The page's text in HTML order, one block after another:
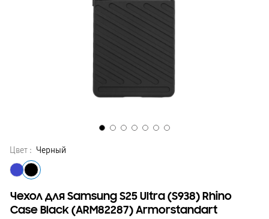
Цвет : Черный
Чехол для Samsung S25 Ultra (S938) Rhino
Case Black (ARM82287) Armorstandart